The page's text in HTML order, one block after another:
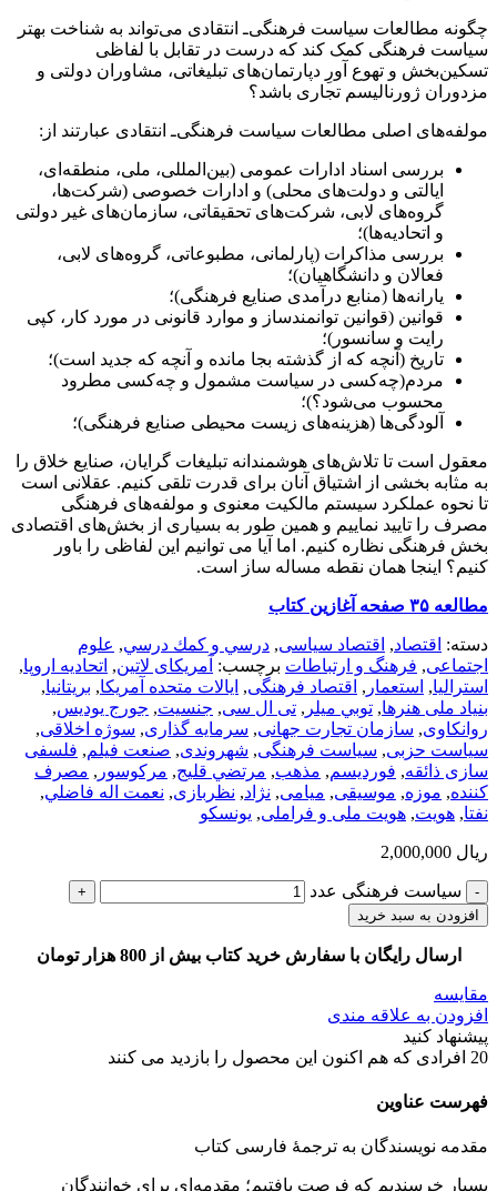
چگونه مطالعات سیاست فرهنگی‌ـ انتقادی می‌تواند به شناخت بهتر
سیاست فرهنگی کمک کند که درست در تقابل با لفاظی
تسکین‌بخش و تهوع آورِ دپارتمان‌های تبلیغاتی، مشاوران دولتی و
مزدوران ژورنالیسم تجاری باشد؟
مولفه‌های اصلی مطالعات سیاست فرهنگی‌ـ انتقادی عبارتند از:
بررسی اسناد ادارات عمومی (بین‌المللی، ملی، منطقه‌ای،
ایالتی و دولت‌های محلی) و ادارات خصوصی (شرکت‌ها،
گروه‌های لابی، شرکت‌های تحقیقاتی، سازمان‌های غیر دولتی
و اتحادیه‌‌ها)؛
بررسی مذاکرات (پارلمانی، مطبوعاتی، گروه‌های لابی،
فعالان و دانشگاهیان)؛
یارانه‌ها (منابع درآمدی صنایع فرهنگی)؛
قوانین (قوانین توانمندساز و موارد قانونی در مورد کار، کپی
رایت و سانسور)؛
تاریخ (آنچه که از گذشته بجا مانده و آنچه که جدید است)؛
مردم(چه‌کسی در ‌سیاست مشمول و چه‌کسی مطرود
محسوب می‌شود؟)؛
آلودگی‌ها (هزینه‌های زیست محیطی صنایع فرهنگی)؛
معقول است تا تلاش‌های هوشمندانه‌ تبلیغات گرایان، صنایع خلاق را
به مثابه بخشی از اشتیاق آنان برای قدرت تلقی کنیم. عقلانی است
تا نحوه عملکرد سیستم مالکیت معنوی و مولفه‌های فرهنگی
مصرف را تایید نماییم و همین طور به بسیاری از بخش‌های اقتصادی
بخش فرهنگی نظاره کنیم. اما آیا می توانیم این لفاظی را باور
کنیم؟ اینجا همان نقطه مساله ساز است.
مطالعه ۳۵ صفحه آغازین کتاب
دسته: اقتصاد, اقتصاد سیاسی, درسي و كمك درسي, علوم
اجتماعی, فرهنگ و ارتباطات برچسب: آمریکای لاتین, اتحادیه اروپا,
استرالیا, استعمار , اقتصاد فرهنگی, ایالات متحده آمریکا, بریتانیا,
بنیاد ملی هنرها, توبي ميلر , تی ال سی, جنسیت, جورج يوديس,
روانکاوی, سازمان تجارت جهانی, سرمایه گذاری, سوژه اخلاقی,
سیاست حزبی, سیاست فرهنگی, شهروندی, صنعت فیلم, فلسفی
سازی ذائقه, فوردیسم, مذهب, مرتضي قليج, مرکوسور , مصرف
کننده, موزه, موسیقی, میامی, نژاد, نظربازی, نعمت اله فاضلي,
نفتا, هویت, هویت ملی و فراملی, یونسکو
ریال
سیاست فرهنگی عدد
افزودن به سبد خرید
ارسال رایگان با سفارش خرید کتاب بیش از 800 هزار تومان
مقایسه
افزودن به علاقه مندی
پیشنهاد کنید
20 افرادی که هم اکنون این محصول را بازدید می کنند
فهرست عناوین
مقدمه نویسندگان به ترجمۀ فارسی کتاب
بسیار خرسندیم که فرصت یافتیم؛ مقدمه‌ای برای خوانندگان